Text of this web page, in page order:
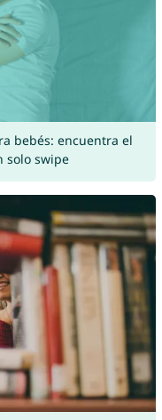
bebés: encuentra el
solo swipe